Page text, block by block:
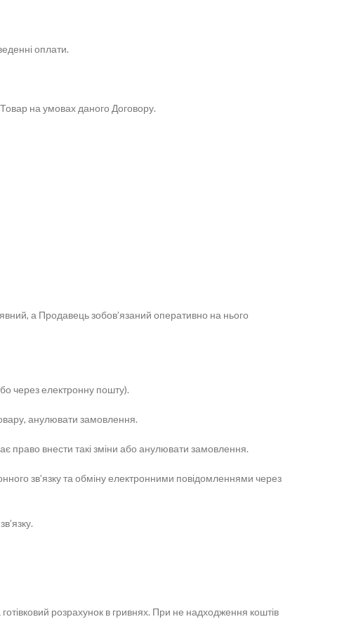
оплати.
на умовах даного Договору.
а Продавець зобов’язаний оперативно на нього
через електронну пошту).
анулювати замовлення.
право внести такі зміни або анулювати замовлення.
зв’язку та обміну електронними повідомленнями через
розрахунок в гривнях. При не надходження коштів